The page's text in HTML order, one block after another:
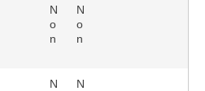
N
o
n
N
o
n
N
N